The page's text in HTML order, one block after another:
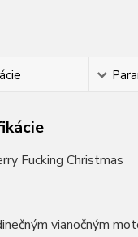
Fucking Christmas
vianočným